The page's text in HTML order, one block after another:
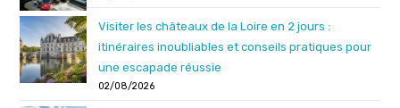
Visiter les châteaux de la Loire en 2 jours :
itinéraires inoubliables et conseils pratiques pour
une escapade réussie
02/08/2026